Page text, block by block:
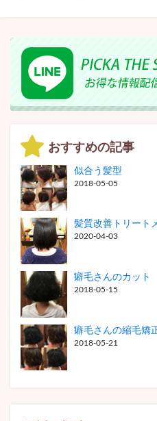
おすすめの記事
似合う髪型
2018-05-05
髪質改善トリート
2020-04-03
癖毛さんのカット
2018-05-15
癖毛さんの縮毛
2018-05-21